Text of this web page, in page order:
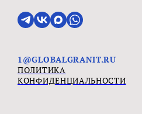
1@GLOBALGRANIT.RU
ПОЛИТИКА
КОНФИДЕНЦИАЛЬНОСТИ